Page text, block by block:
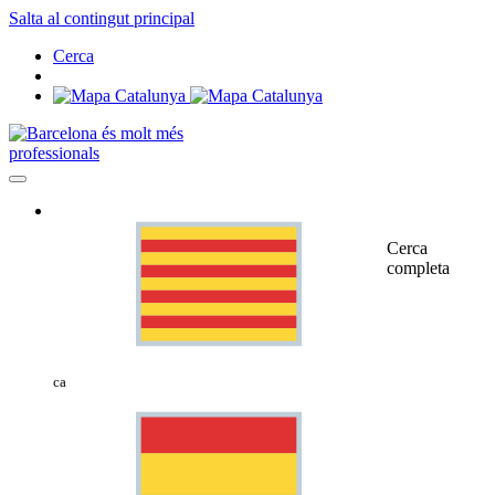
Salta al contingut principal
Cerca
professionals
ca
Cerca
completa